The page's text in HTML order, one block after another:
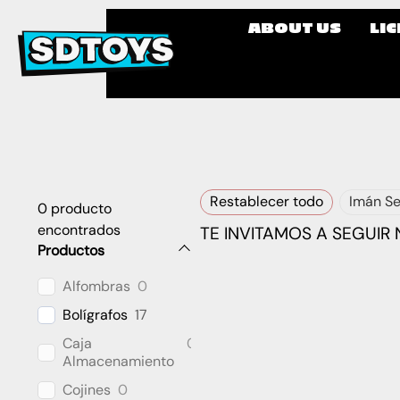
ABOUT US
0 producto
encontrados
Productos
Alfombras 0
Bolígrafos 17
Caja
Almacenamiento
0
Cojines 0
Restablecer todo Imán
TE INVITAMOS A SEGUIR